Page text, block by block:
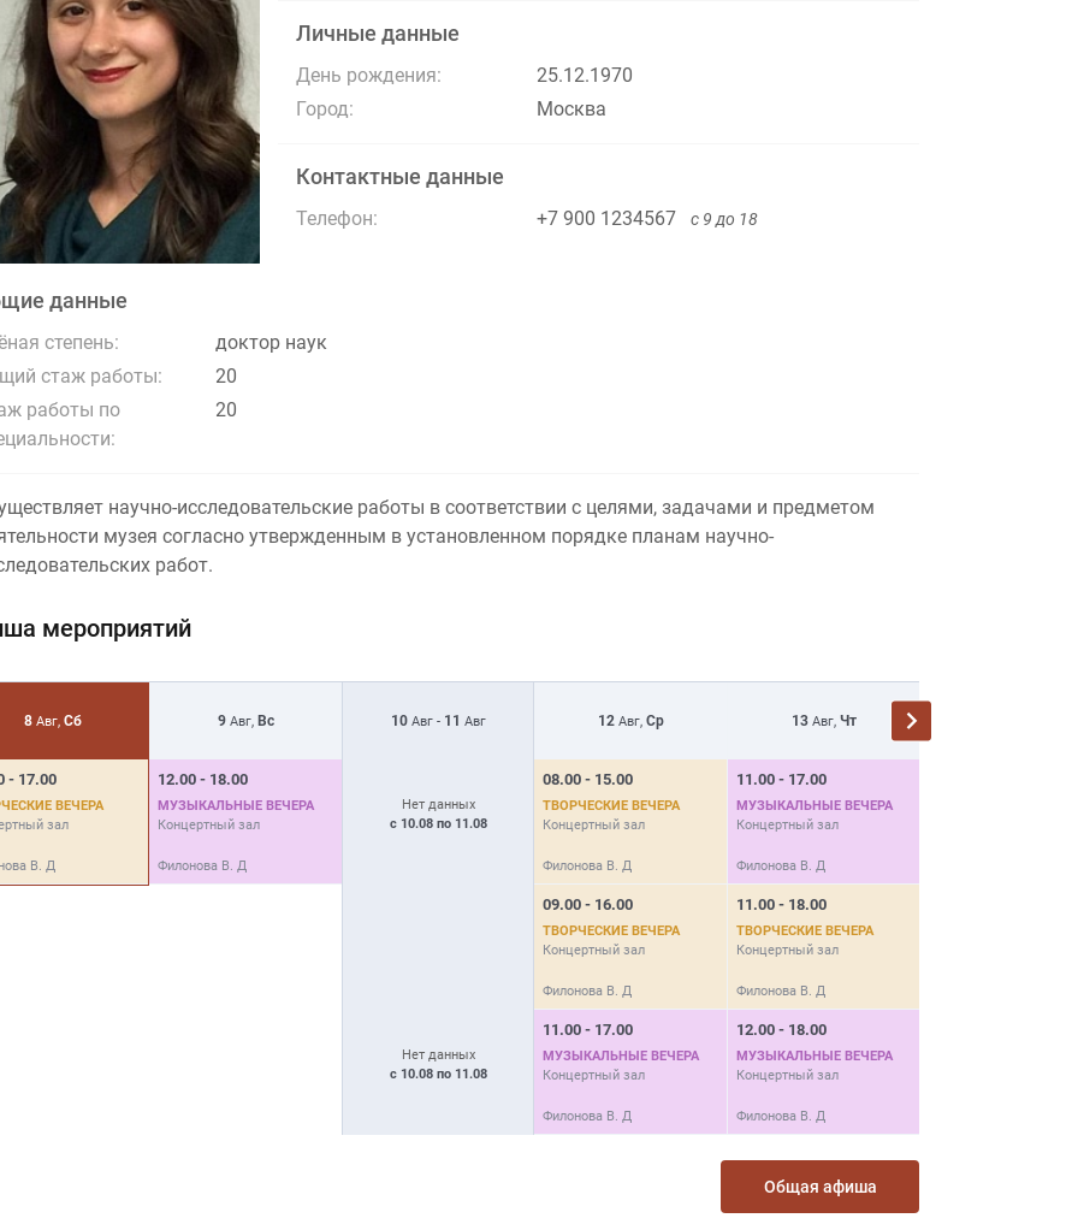
Личные данные
День рождения:
25.12.1970
Город:
Москва
Контактные данные
Телефон: +7 900 1234567 с 9 до 18
данные
степень:
доктор наук
стаж работы:
20
работы по
20
научно-исследовательские работы в соответствии с целями, задачами и предметом
музея согласно утвержденным в установленном порядке планам научно-
работ.
мероприятий
8 Авг, Сб 9 Авг, Вс 10Авг - 11 Авг 12 Авг, Ср 13Авг, Чт
- 17.00
ВЕЧЕРА
зал
В. Д
12.00 - 18.00
МУЗЫКАЛЬНЫЕ ВЕЧЕРА
Концертный зал
Филонова В. Д
Нет данных
с 10.08 по 11.08
Нет данных
с 10.08 по 11.08
08.00 - 15.00
ТВОРЧЕСКИЕ ВЕЧЕРА
Концертный зал
Филонова В. Д
09.00 - 16.00
ТВОРЧЕСКИЕ ВЕЧЕРА
Концертный зал
Филонова В. Д
11.00 - 17.00
МУЗЫКАЛЬНЫЕ ВЕЧЕРА
Концертный зал
Филонова В. Д
11.00 - 17.00
МУЗЫКАЛЬНЫЕ ВЕЧЕРА
Концертный зал
Филонова В. Д
11.00 - 18.00
ТВОРЧЕСКИЕ ВЕЧЕРА
Концертный зал
Филонова В. Д
12.00 - 18.00
МУЗЫКАЛЬНЫЕ ВЕЧЕРА
Концертный зал
Филонова В. Д
Общая афиша